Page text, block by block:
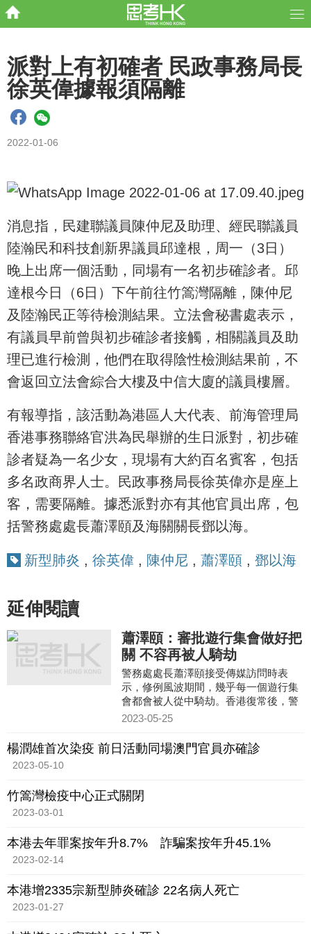
派對上有初確者 民政事務局長
徐英偉據報須隔離
2022-01-06
消息指，民建聯議員陳仲尼及助理、經民聯議員
陸瀚民和科技創新界議員邱達根，周一（3日）
晚上出席一個活動，同場有一名初步確診者。邱
達根今日（6日）下午前往竹篙灣隔離，陳仲尼
及陸瀚民正等待檢測結果。立法會秘書處表示，
有議員早前曾與初步確診者接觸，相關議員及助
理已進行檢測，他們在取得陰性檢測結果前，不
會返回立法會綜合大樓及中信大廈的議員樓層。
有報導指，該活動為港區人大代表、前海管理局
香港事務聯絡官洪為民舉辦的生日派對，初步確
診者疑為一名少女，現場有大約百名賓客，包括
多名政商界人士。民政事務局長徐英偉亦是座上
客，需要隔離。據悉派對亦有其他官員出席，包
括警務處處長蕭澤頤及海關關長鄧以海。
新型肺炎 , 徐英偉 , 陳仲尼 , 蕭澤頤 , 鄧以海
延伸閱讀
蕭澤頤：審批遊行集會做好把
關 不容再被人騎劫
警務處處長蕭澤頤接受傳媒訪問時表
示，修例風波期間，幾乎每一個遊行集
會都會被人從中騎劫。香港復常後，警
方就逾20宗遊行集會批出「不反對通知
重嚴格考慮，做好把關角色。
2023-05-25
楊潤雄首次染疫 前日活動同場澳門官員亦確診
2023-05-10
竹篙灣檢疫中心正式關閉
2023-03-01
本港去年罪案按年升8.7% 詐騙案按年升45.1%
2023-02-14
本港增2335宗新型肺炎確診 22名病人死亡
2023-01-27